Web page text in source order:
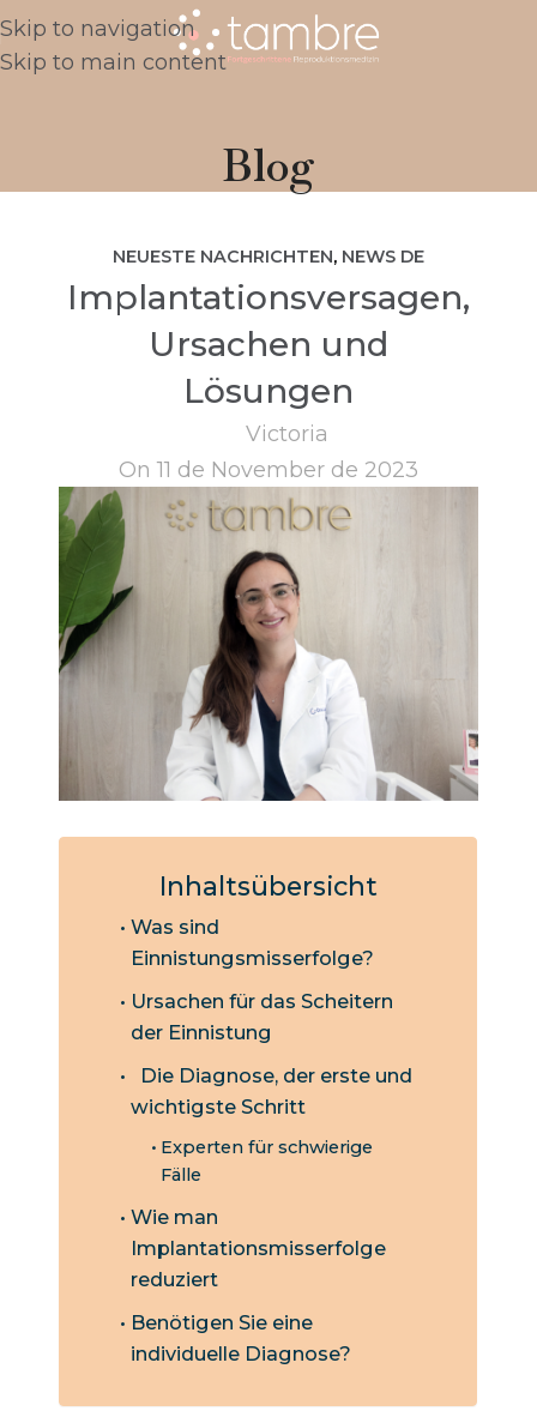
Skip to navigation
Skip to main content
Blog
NEUESTE NACHRICHTEN, NEWS DE
Implantationsversagen,
Ursachen und
Lösungen
Victoria
On 11 de November de 2023
Inhaltsübersicht
Was sind
Einnistungsmisserfolge?
Ursachen für das Scheitern
der Einnistung
Die Diagnose, der erste und
wichtigste Schritt
Experten für schwierige
Fälle
Wie man
Implantationsmisserfolge
reduziert
Benötigen Sie eine
individuelle Diagnose?